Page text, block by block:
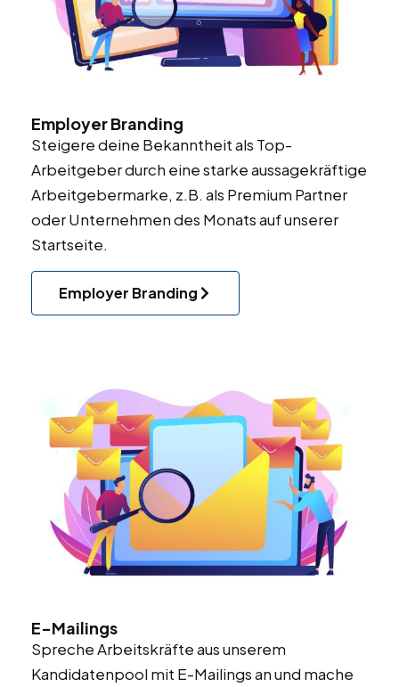
Employer Branding
Steigere deine Bekanntheit als Top-
Arbeitgeber durch eine starke aussagekräftige
Arbeitgebermarke, z.B. als Premium Partner
oder Unternehmen des Monats auf unserer
Startseite.
Employer Branding
E-Mailings
Spreche Arbeitskräfte aus unserem
Kandidatenpool mit E-Mailings an und mache